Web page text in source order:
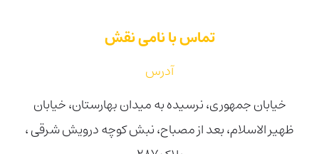
تماس با نامی نقش
آدرس
خیابان جمهوری، نرسیده به میدان بهارستان، خیابان
ظهیر الاسلام، بعد از مصباح، نبش کوچه درویش شرقی ،